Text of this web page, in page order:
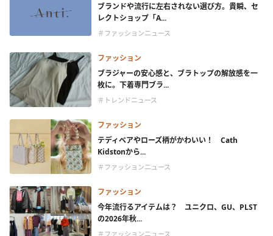
ブランドや流行に左右されない選び方。貴瞬、セ
レクトショップ「A...
＃ファッションニュース
ファッション
ブラジャーの安心感と、ブラトップの解放感を一
枚に。下着専門ブラ...
＃トレンドニュース
ファッション
テディベアやローズ柄がかわいい！ Cath
Kidstonから...
＃ファッションニュース
ファッション
今年流行るアイテムは？ ユニクロ、GU、PLST
の2026年秋...
＃ファッションニュース